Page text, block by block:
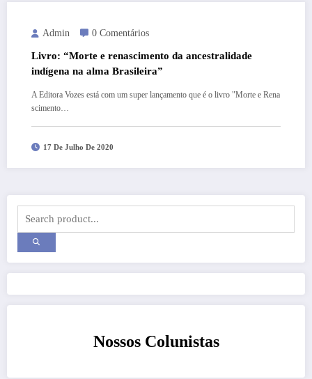
Admin 0 Comentários
Livro: “Morte e renascimento da ancestralidade
indígena na alma Brasileira”
A Editora Vozes está com um super lançamento que é o livro "Morte e Rena
scimento…
17 De Julho De 2020
Nossos Colunistas